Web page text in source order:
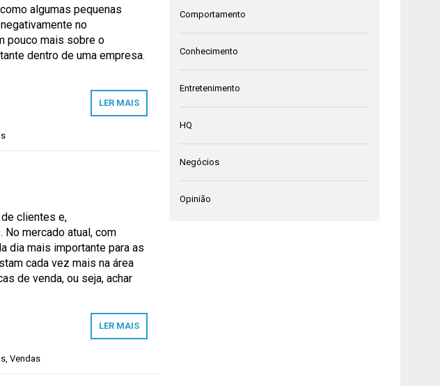
algumas pequenas
no
pouco mais sobre o
dentro de uma empresa.
LER MAIS
clientes e,
mercado atual, com
dia mais importante para as
cada vez mais na área
de venda, ou seja, achar
LER MAIS
, Vendas
Comportamento
Conhecimento
Entretenimento
HQ
Negócios
Opinião